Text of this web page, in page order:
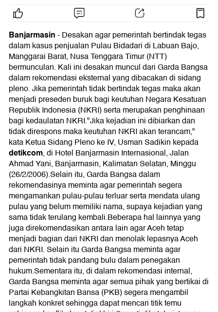
Banjarmasin-Desakan agar pemerintah bertindak tegas
dalam kasus penjualan Pulau Bidadari di Labuan Bajo,
Manggarai Barat, Nusa Tenggara Timur (NTT)
bermunculan. Kali ini desakan muncul dari Garda Bangsa
dalam rekomendasi eksternal yang dibacakan di sidang
pleno. Jika pemerintah tidak bertindak tegas maka akan
menjadi preseden buruk bagi keutuhan Negara Kesatuan
Republik Indonesia (NKRI) serta merupakan penghinaan
bagi kedaulatan NKRI."Jika kejadian ini dibiarkan dan
tidak direspons maka keutuhan NKRI akan terancam,"
kata Ketua Sidang Pleno ke IV, Usman Sadikin kepada
detikcom, di Hotel Banjarmasin Internasional, Jalan
Ahmad Yani, Banjarmasin, Kalimatan Selatan, Minggu
(26/2/2006).Selain itu, Garda Bangsa dalam
rekomendasinya meminta agar pemerintah segera
mengamankan pulau-pulau terluar serta mendata ulang
pulau yang belum memiliki nama, supaya kejadian yang
sama tidak terulang kembali.Beberapa hal lainnya yang
juga direkomendasikan antara lain agar Aceh tetap
menjadi bagian dari NKRI dan menolak lepasnya Aceh
dari NKRI. Selain itu Garda Bangsa meminta agar
pemerintah tidak pandang bulu dalam penegakan
hukum.Sementara itu, di dalam rekomendasi internal,
Garda Bangsa meminta agar semua pihak yang bertikai di
Partai Kebangkitan Bansa (PKB) segera mengambil
langkah konkret sehingga dapat mencari titik temu